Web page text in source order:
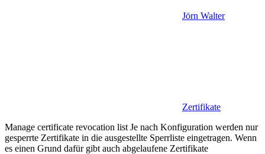
Jörn Walter
Zertifikate
Manage certificate revocation list Je nach Konfiguration werden nur
gesperrte Zertifikate in die ausgestellte Sperrliste eingetragen. Wenn
es einen Grund dafür gibt auch abgelaufene Zertifikate